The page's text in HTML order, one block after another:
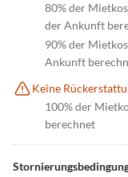
80% der
der Ankunft
90% der
Ankunft
Keine
100% der
berechnet